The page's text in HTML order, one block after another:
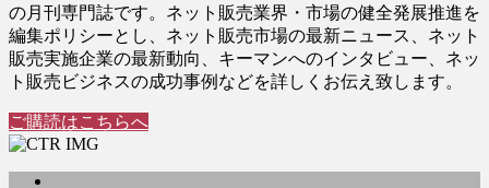
の月刊専門誌です。ネット販売業界・市場の健全発展推進を
編集ポリシーとし、ネット販売市場の最新ニュース、ネット
販売実施企業の最新動向、キーマンへのインタビュー、ネッ
ト販売ビジネスの成功事例などを詳しくお伝え致します。
ご購読はこちらへ